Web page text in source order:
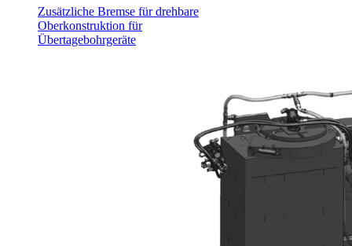
Zusätzliche Bremse für drehbare
Oberkonstruktion für
Übertagebohrgeräte